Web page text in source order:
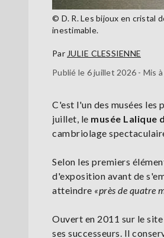
© D. R. Les bijoux en cristal
inestimable.
ParJULIE CLESSIENNE
Publié le 6 juillet 2026 - Mis
C'est l'un des musées les
juillet, le musée Lalique
cambriolage
Selon les premiers
d'exposition avant de
atteindre «près de quatre
Ouvert en 2011 sur le
ses successeurs. Il